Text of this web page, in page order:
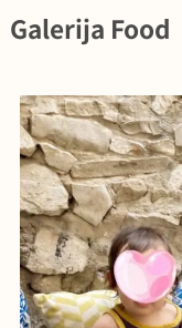
Galerija Food